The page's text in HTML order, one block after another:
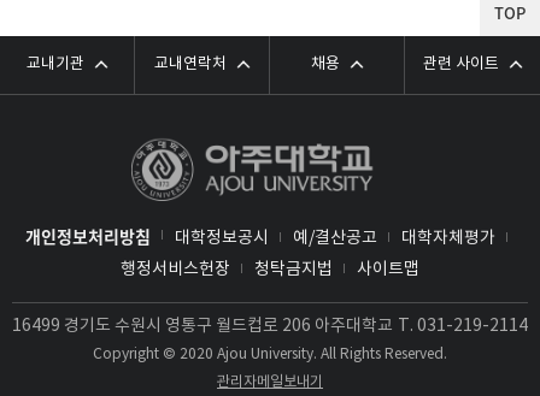
교내기관 교내연락처 채용 관련 사이트
개인정보처리방침 대학정보공시 예/결산공고
대학자체평가
행정서비스헌장
청탁금지법 사이트맵
16499 경기도 수원시 영통구 월드컵로 206 아주대학교 T. 031-219-2114
Copyright © 2020 Ajou University. All Rights Reserved.
관리자메일보내기
TOP